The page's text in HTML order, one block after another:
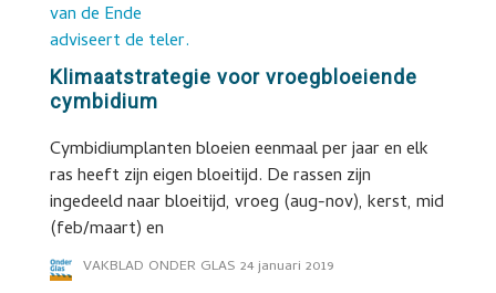
Klimaatstrategie voor vroegbloeiende
cymbidium
Cymbidiumplanten bloeien eenmaal per jaar en elk
ras heeft zijn eigen bloeitijd. De rassen zijn
ingedeeld naar bloeitijd, vroeg (aug-nov), kerst, mid
(feb/maart) en
VAKBLAD ONDER GLAS 24 januari 2019